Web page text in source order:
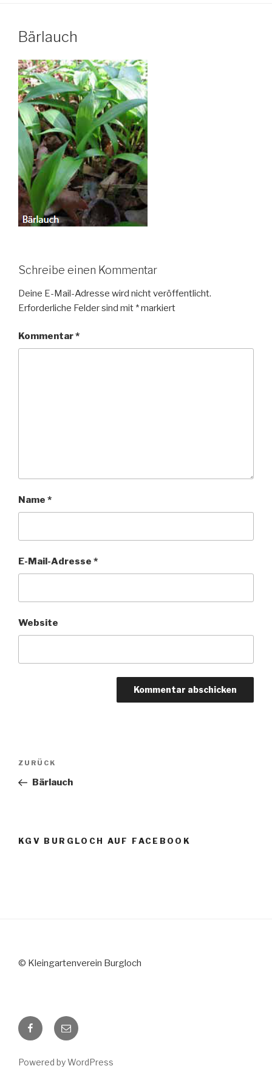
Bärlauch
Schreibe einen Kommentar
Deine E-Mail-Adresse wird nicht veröffentlicht.
Erforderliche Felder sind mit *markiert
Kommentar*
Name *
E-Mail-Adresse *
Website
Beitragsnavigation
Vorheriger
Beitrag
ZURÜCK
Bärlauch
KGV BURGLOCH AUF FACEBOOK
© Kleingartenverein Burgloch
Facebook
E-
Mail
Powered by WordPress